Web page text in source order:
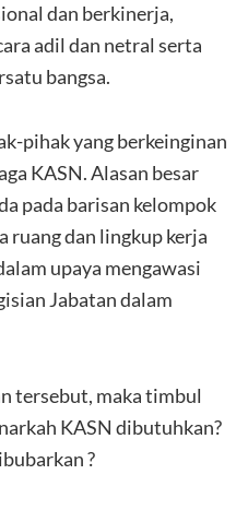
dan berkinerja,
adil dan netral serta
bangsa.
pihak yang berkeinginan
KASN. Alasan besar
pada barisan kelompok
ruang dan lingkup kerja
upaya mengawasi
Jabatan dalam
tersebut, maka timbul
KASN dibutuhkan?
?